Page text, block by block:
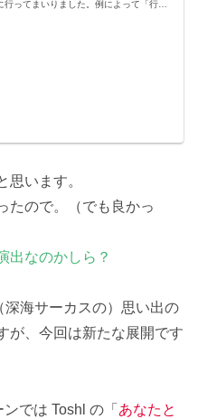
行ってまいりました。例によって「行っ
思います。
たので。（でも良かっ
出なのかしら？
深海サーカスの）思い出の
が、今回は新たな展開です
では Toshl の「 あなたと